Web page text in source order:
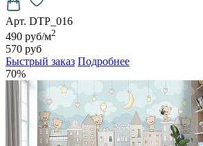
Арт. DTP_016
490 руб/м2
570 руб
Быстрый заказ Подробнее
70%